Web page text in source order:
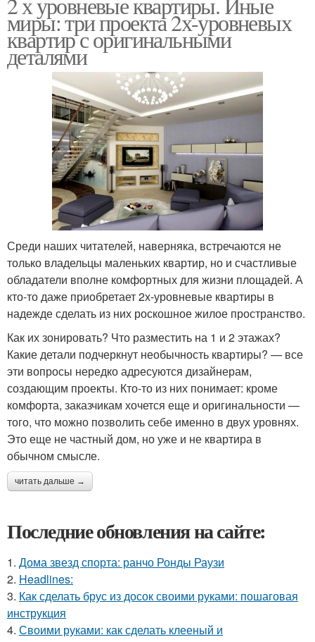
миры: три проекта 2х-уровневых
квартир с оригинальными
деталями
Среди наших читателей, наверняка, встречаются не
только владельцы маленьких квартир, но и счастливые
обладатели вполне комфортных для жизни площадей. А
кто-то даже приобретает 2х-уровневые квартиры в
надежде сделать из них роскошное жилое пространство.
Как их зонировать? Что разместить на 1 и 2 этажах?
Какие детали подчеркнут необычность квартиры? — все
эти вопросы нередко адресуются дизайнерам,
создающим проекты. Кто-то из них понимает: кроме
комфорта, заказчикам хочется еще и оригинальности —
того, что можно позволить себе именно в двух уровнях.
Это еще не частный дом, но уже и не квартира в
обычном смысле.
читать дальше →
Последние обновления на сайте:
1. Дома звезд спорта: ранчо Ронды Раузи
2. Headlines:
3. Как сделать брус из досок своими руками: пошаговая
инструкция
4. Своими руками: как сделать клееный и